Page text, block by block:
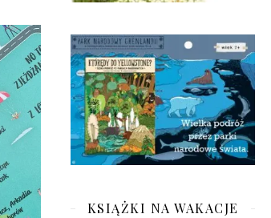
KSIĄŻKI NA WAKACJE